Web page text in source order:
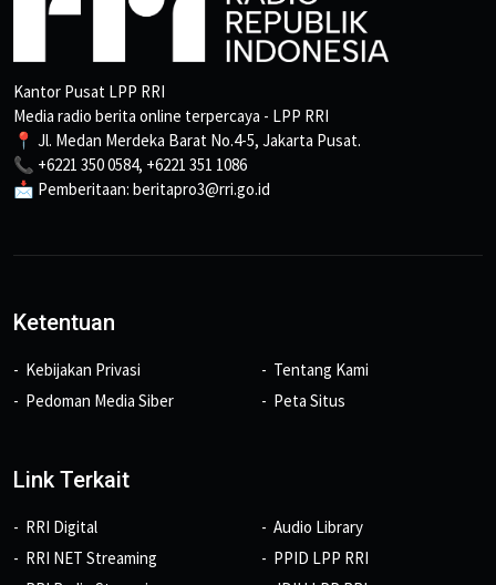
Kantor Pusat LPP RRI
Media radio berita online terpercaya - LPP RRI
📍 Jl. Medan Merdeka Barat No.4-5, Jakarta Pusat.
📞 +6221 350 0584, +6221 351 1086
📩 Pemberitaan: beritapro3@rri.go.id
Ketentuan
Kebijakan Privasi
Pedoman Media Siber
Tentang Kami
Peta Situs
Link Terkait
RRI Digital
RRI NET Streaming
Audio Library
PPID LPP RRI